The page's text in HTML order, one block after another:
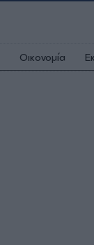
Οικονομία